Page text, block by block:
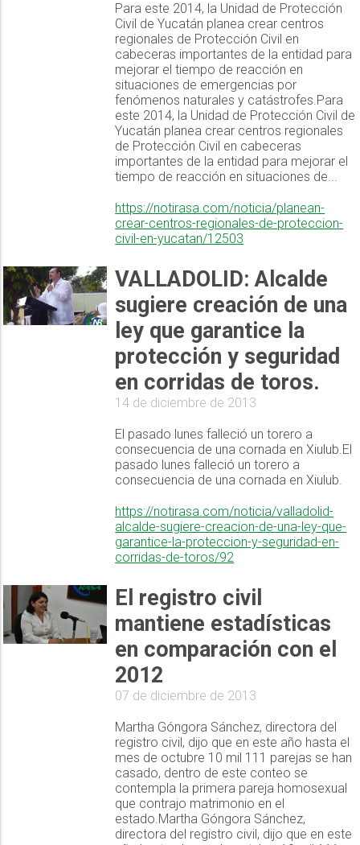
Para este 2014, la Unidad de Protección
Civil de Yucatán planea crear centros
regionales de Protección Civil en
cabeceras importantes de la entidad para
mejorar el tiempo de reacción en
situaciones de emergencias por
fenómenos naturales y catástrofes.Para
este 2014, la Unidad de Protección Civil de
Yucatán planea crear centros regionales
de Protección Civil en cabeceras
importantes de la entidad para mejorar el
tiempo de reacción en situaciones de...
https://notirasa.com/noticia/planean-
crear-centros-regionales-de-proteccion-
civil-en-yucatan/12503
VALLADOLID: Alcalde
sugiere creación de una
ley que garantice la
protección y seguridad
en corridas de toros.
14 de diciembre de 2013
El pasado lunes falleció un torero a
consecuencia de una cornada en Xiulub.El
pasado lunes falleció un torero a
consecuencia de una cornada en Xiulub.
https://notirasa.com/noticia/valladolid-
alcalde-sugiere-creacion-de-una-ley-que-
garantice-la-proteccion-y-seguridad-en-
corridas-de-toros/92
El registro civil
mantiene estadísticas
en comparación con el
2012
07 de diciembre de 2013
Martha Góngora Sánchez, directora del
registro civil, dijo que en este año hasta el
mes de octubre 10 mil 111 parejas se han
casado, dentro de este conteo se
contempla la primera pareja homosexual
que contrajo matrimonio en el
estado.Martha Góngora Sánchez,
directora del registro civil, dijo que en este